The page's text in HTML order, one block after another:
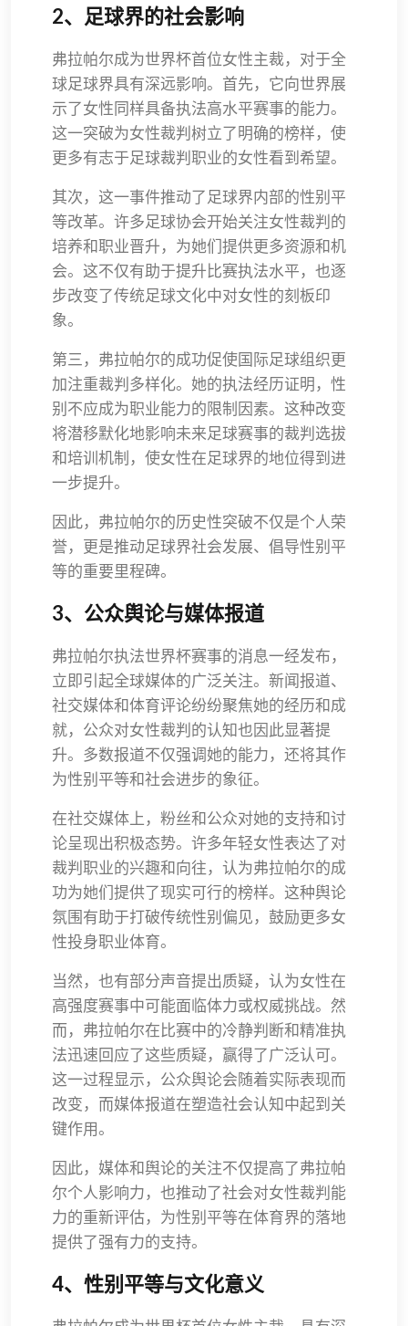
2、足球界的社会影响
弗拉帕尔成为世界杯首位女性主裁，对于全
球足球界具有深远影响。首先，它向世界展
示了女性同样具备执法高水平赛事的能力。
这一突破为女性裁判树立了明确的榜样，使
更多有志于足球裁判职业的女性看到希望。
其次，这一事件推动了足球界内部的性别平
等改革。许多足球协会开始关注女性裁判的
培养和职业晋升，为她们提供更多资源和机
会。这不仅有助于提升比赛执法水平，也逐
步改变了传统足球文化中对女性的刻板印
象。
第三，弗拉帕尔的成功促使国际足球组织更
加注重裁判多样化。她的执法经历证明，性
别不应成为职业能力的限制因素。这种改变
将潜移默化地影响未来足球赛事的裁判选拔
和培训机制，使女性在足球界的地位得到进
一步提升。
因此，弗拉帕尔的历史性突破不仅是个人荣
誉，更是推动足球界社会发展、倡导性别平
等的重要里程碑。
3、公众舆论与媒体报道
弗拉帕尔执法世界杯赛事的消息一经发布，
立即引起全球媒体的广泛关注。新闻报道、
社交媒体和体育评论纷纷聚焦她的经历和成
就，公众对女性裁判的认知也因此显著提
升。多数报道不仅强调她的能力，还将其作
为性别平等和社会进步的象征。
在社交媒体上，粉丝和公众对她的支持和讨
论呈现出积极态势。许多年轻女性表达了对
裁判职业的兴趣和向往，认为弗拉帕尔的成
功为她们提供了现实可行的榜样。这种舆论
氛围有助于打破传统性别偏见，鼓励更多女
性投身职业体育。
当然，也有部分声音提出质疑，认为女性在
高强度赛事中可能面临体力或权威挑战。然
而，弗拉帕尔在比赛中的冷静判断和精准执
法迅速回应了这些质疑，赢得了广泛认可。
这一过程显示，公众舆论会随着实际表现而
改变，而媒体报道在塑造社会认知中起到关
键作用。
因此，媒体和舆论的关注不仅提高了弗拉帕
尔个人影响力，也推动了社会对女性裁判能
力的重新评估，为性别平等在体育界的落地
提供了强有力的支持。
4、性别平等与文化意义